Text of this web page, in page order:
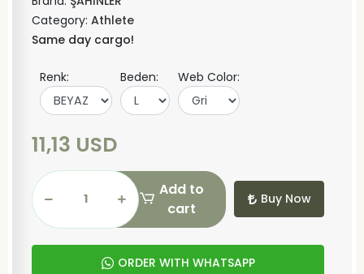
Category: Athlete
Same day cargo!
Renk: Beden: Web Color:
11,13 USD
Add to
cart
Buy Now
ORDER WITH WHATSAPP